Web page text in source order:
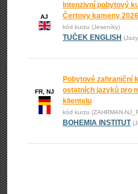
AJ
Intenzivní pobytový
Čertovy kameny 2026
kód kurzu (Jeseníky)
TUČEK ENGLISH
FR, NJ
Pobytové zahraniční
ostatních jazyků pro
klientelu
kód kurzu (ZAHRMAN-
BOHEMIA INSTITUT